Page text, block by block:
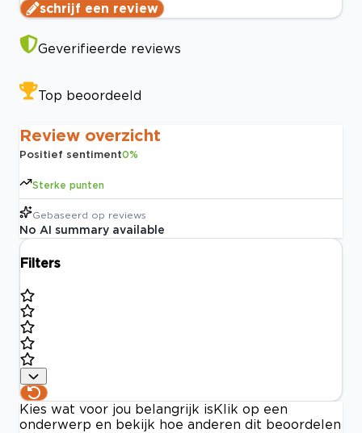
schrijf een review
Geverifieerde reviews
Top beoordeeld
Review overzicht
Positief sentiment0%
Sterke punten
Gebaseerd op reviews
No AI summary available
Filters
Kies wat voor jou belangrijk is Klik op een
onderwerp en bekijk hoe anderen dit beoordelen